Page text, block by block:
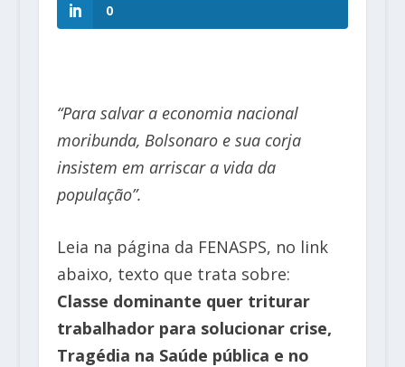
0
“Para salvar a economia nacional
moribunda, Bolsonaro e sua corja
insistem em arriscar a vida da
população”.
Leia na página da FENASPS, no link
abaixo, texto que trata sobre:
Classe dominante quer triturar
trabalhador para solucionar crise,
Tragédia na Saúde pública e no